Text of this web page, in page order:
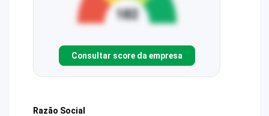
Consultar score da empresa
Razão Social